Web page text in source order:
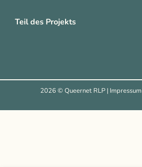
Teil des Projekts
2026 © Queernet RLP | Impressum